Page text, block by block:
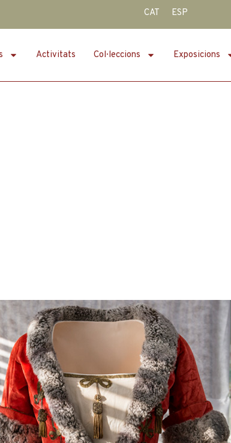
CAT ESP
Activitats Col·leccions Exposicions